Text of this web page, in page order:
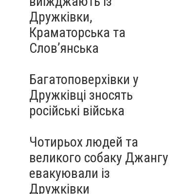
Дружківки,
Краматорська та
Слов’янська
Багатоповерхівки у
Дружківці зносять
російські війська
Чотирьох людей та
великого собаку Джангу
евакуювали із
Дружківки